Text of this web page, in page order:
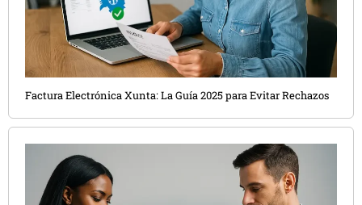
Factura Electrónica Xunta: La Guía 2025 para Evitar Rechazos